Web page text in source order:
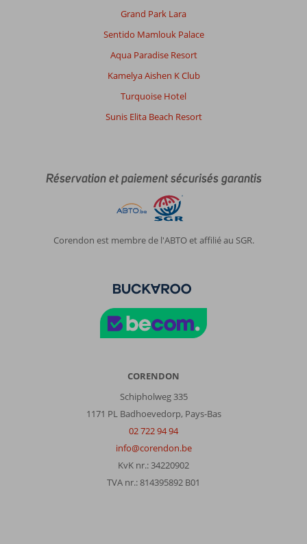
Grand Park Lara
Sentido Mamlouk Palace
Aqua Paradise Resort
Kamelya Aishen K Club
Turquoise Hotel
Sunis Elita Beach Resort
Réservation et paiement sécurisés garantis
Corendon est membre de l'ABTO et affilié au SGR.
CORENDON
Schipholweg 335
1171 PL Badhoevedorp, Pays-Bas
02 722 94 94
info@corendon.be
KvK nr.: 34220902
TVA nr.: 814395892 B01